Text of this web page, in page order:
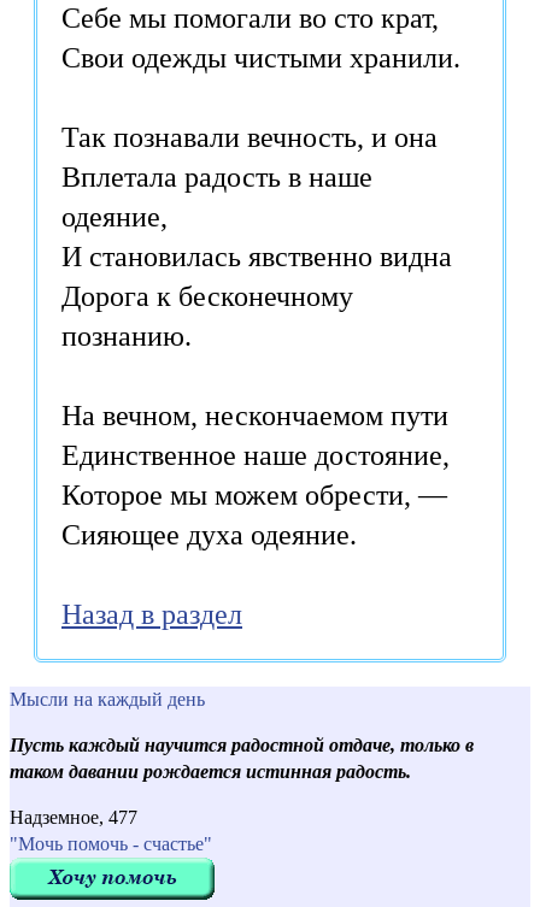
Себе мы помогали во сто крат,
Свои одежды чистыми хранили.
Так познавали вечность, и она
Вплетала радость в наше
одеяние,
И становилась явственно видна
Дорога к бесконечному
познанию.
На вечном, нескончаемом пути
Единственное наше достояние,
Которое мы можем обрести, —
Сияющее духа одеяние.
Назад в раздел
Мысли на каждый день
Пусть каждый научится радостной отдаче, только в
таком давании рождается истинная радость.
Надземное, 477
"Мочь помочь - счастье"